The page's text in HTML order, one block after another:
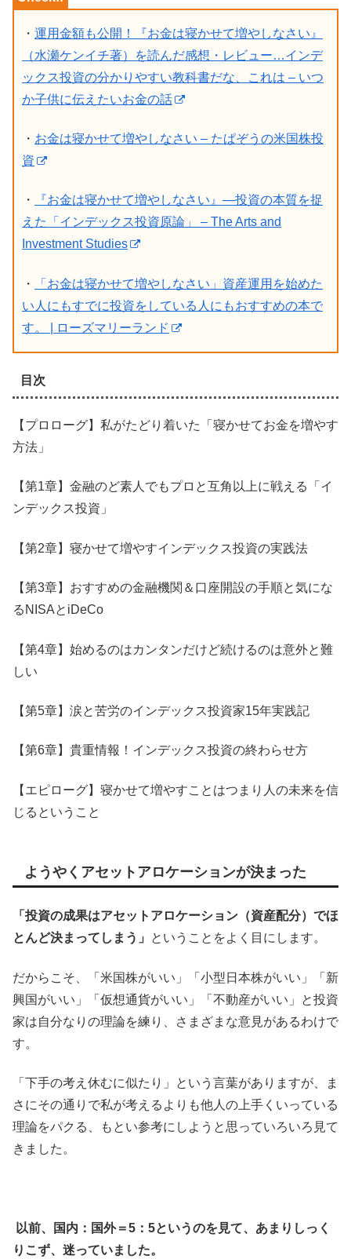
・ 運用金額も公開！『お金は寝かせて増やしなさい』
（水瀬ケンイチ著）を読んだ感想・レビュー…インデ
ックス投資の分かりやすい教科書だな、これは – いつ
か子供に伝えたいお金の話
・ お金は寝かせて増やしなさい – たぱぞうの米国株投
資
・
『お金は寝かせて増やしなさい』―投資の本質を捉
えた「インデックス投資原論」 – The Arts and
Investment Studies
・
「お金は寝かせて増やしなさい」資産運用を始めた
い人にもすでに投資をしている人にもおすすめの本で
す。 | ローズマリーランド
目次
【プロローグ】私がたどり着いた「寝かせてお金を増やす
方法」
【第1章】金融のど素人でもプロと互角以上に戦える「イ
ンデックス投資」
【第2章】寝かせて増やすインデックス投資の実践法
【第3章】おすすめの金融機関＆口座開設の手順と気にな
るNISAとiDeCo
【第4章】始めるのはカンタンだけど続けるのは意外と難
しい
【第5章】涙と苦労のインデックス投資家15年実践記
【第6章】貴重情報！インデックス投資の終わらせ方
【エピローグ】寝かせて増やすことはつまり人の未来を信
じるということ
ようやくアセットアロケーションが決まった
「投資の成果はアセットアロケーション（資産配分）でほ
とんど決まってしまう」
ということをよく目にします。
だからこそ、「米国株がいい」「小型日本株がいい」「新
興国がいい」「仮想通貨がいい」「不動産がいい」と投資
家は自分なりの理論を練り、さまざまな意見があるわけで
す。
「下手の考え休むに似たり」という言葉がありますが、ま
さにその通りで私が考えるよりも他人の上手くいっている
理論をパクる、もとい参考にしようと思っていろいろ見て
きました。
以前、国内：国外＝5：5というのを見て、あまりしっく
りこず、迷っていました。